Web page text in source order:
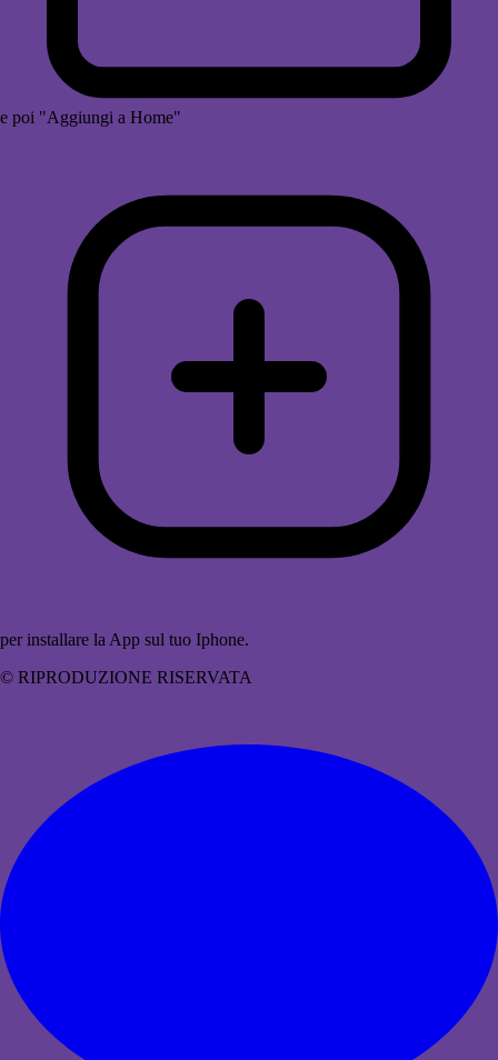
e poi "Aggiungi a Home"
per installare la App sul tuo Iphone.
© RIPRODUZIONE RISERVATA